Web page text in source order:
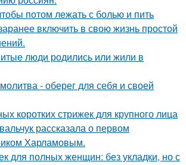
потом лежать с болью и пить
включить в свою жизнь простой
люди родились или жили в
- оберег для себя и своей
коротких стрижек для крупного лица
рассказала о первом
Харламовым.
для полных женщин: без укладки, но с